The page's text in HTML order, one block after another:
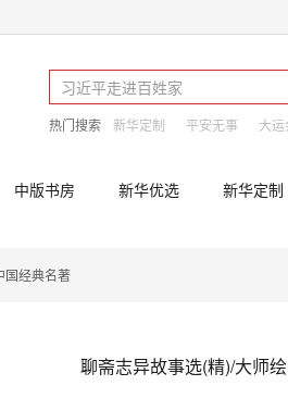
热门搜索 新华定制 平安无事 大运
中版书房 新华优选 新华定制
国经典名著
聊斋志异故事选(精)/大师